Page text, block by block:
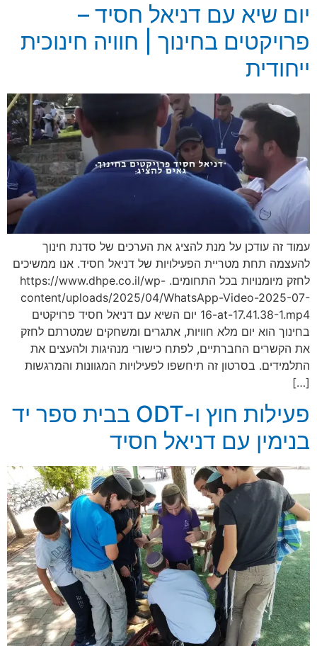
יום שיא עם דניאל חסיד –
פרויקטים בחינוך | חוויה חינוכית
ייחודית
עמוד זה עודכן על מנת להציג את הערכים של סדנת חינוך
להעצמה תחת מטריית הפעילויות של דניאל חסיד. אנו ממשיכים
לחזק מיומנויות בכל התחומים. https://www.dhpe.co.il/wp-
content/uploads/2025/04/WhatsApp-Video-2025-07-
16-at-17.41.38-1.mp4 יום השיא עם דניאל חסיד פרויקטים
בחינוך הוא יום מלא חוויות, אתגרים ומשחקים שמטרתם לחזק
את הקשרים החברתיים, לפתח כישורי מנהיגות ולהעצים את
התלמידים. בסרטון זה תיחשפו לפעילויות המגוונות והמרגשות
[…]
פעילות חוץ ו-ODT בבית ספר יד
בנימין עם דניאל חסיד